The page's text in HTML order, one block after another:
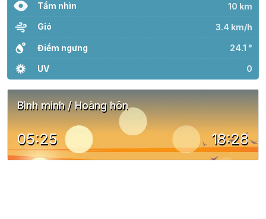
Tầm nhìn 10 km
Gió 3.4 km/h
Điểm ngưng 24.1 °
UV 0
Bình minh / Hoàng hôn
05:25 18:28